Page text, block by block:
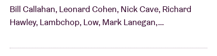
Bill Callahan, Leonard Cohen, Nick Cave, Richard
Hawley, Lambchop, Low, Mark Lanegan,…